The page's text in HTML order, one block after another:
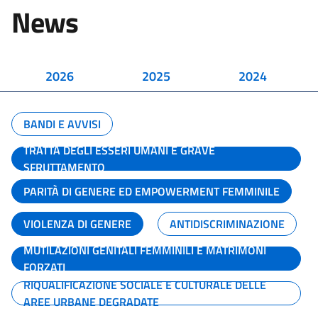
News
2026 2025 2024
BANDI E AVVISI
TRATTA DEGLI ESSERI UMANI E GRAVE
SFRUTTAMENTO
PARITÀ DI GENERE ED EMPOWERMENT FEMMINILE
VIOLENZA DI GENERE
ANTIDISCRIMINAZIONE
MUTILAZIONI GENITALI FEMMINILI E MATRIMONI
FORZATI
RIQUALIFICAZIONE SOCIALE E CULTURALE DELLE
AREE URBANE DEGRADATE